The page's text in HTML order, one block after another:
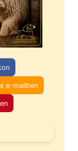
e-mailben